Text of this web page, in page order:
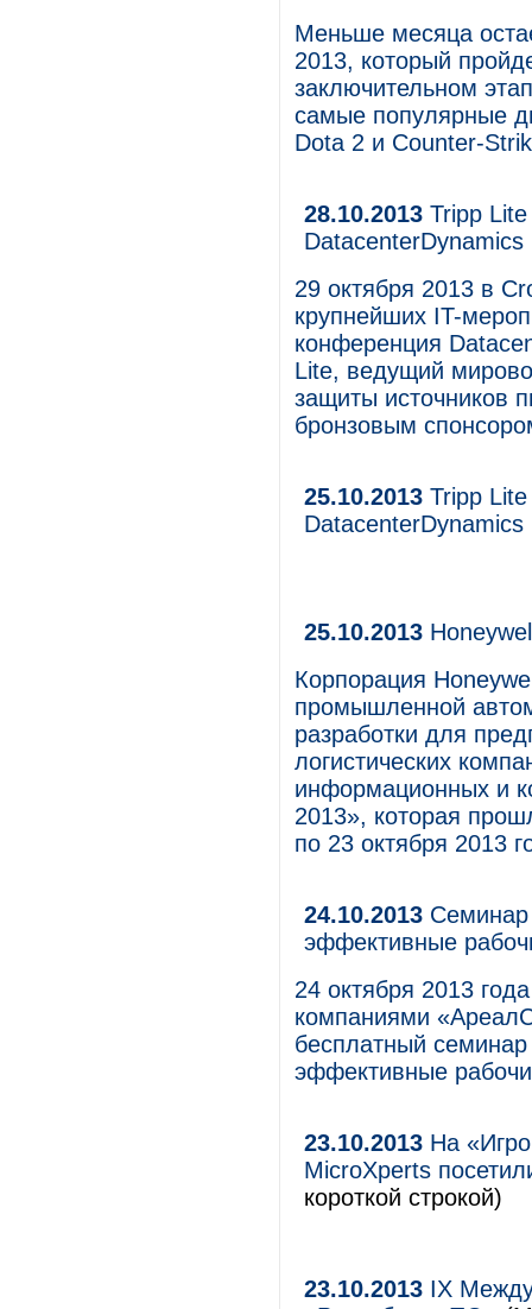
Меньше месяца
2013, который
заключительном
самые популярные
Dota 2 и Counter-
28.10.2013 Tripp
29 октября 2013 в
крупнейших IT-
конференция
Lite, ведущий
защиты источников
бронзовым
25.10.2013 Tripp
25.10.2013
Корпорация
промышленной
разработки для
логистических
информационных и
2013», которая
по 23 октября 2013
24.10.2013 Семинар
эффективные
24 октября 2013
компаниями
бесплатный
эффективные
23.10.2013 На
MicroXperts
короткой строкой)
23.10.2013 IX